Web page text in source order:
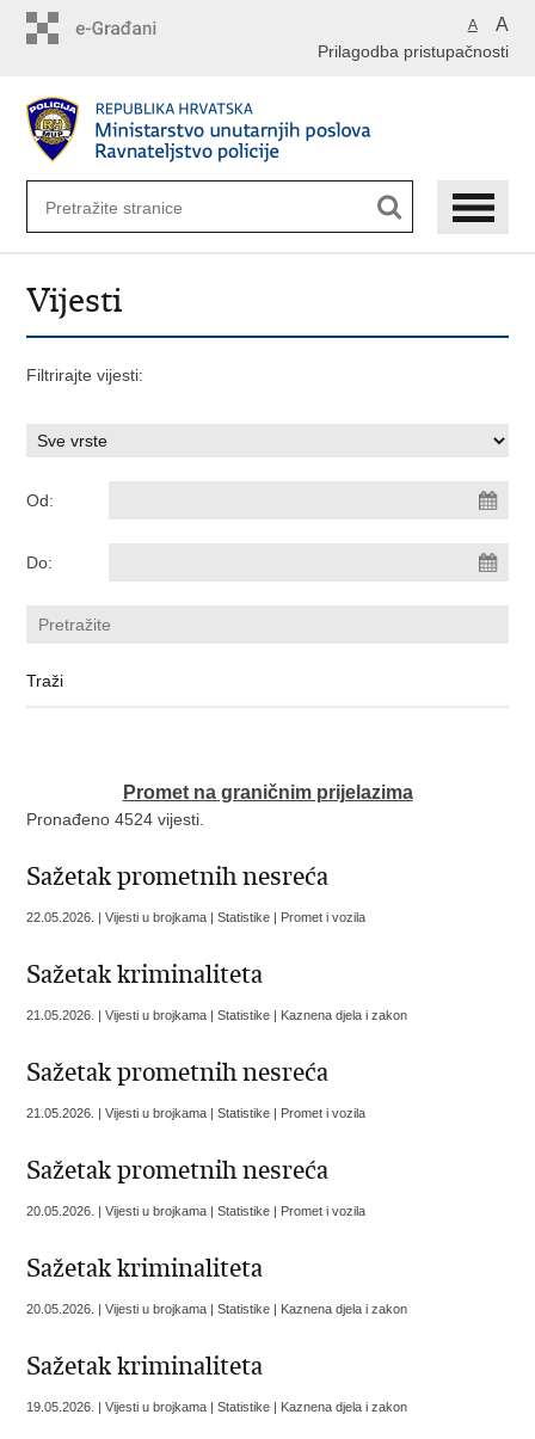
A A
Prilagodba pristupačnosti
Vijesti
Filtrirajte vijesti:
Od:
Do:
Promet na graničnim prijelazima
Pronađeno 4524 vijesti.
Sažetak prometnih nesreća
22.05.2026. | Vijesti u brojkama | Statistike | Promet i vozila
Sažetak kriminaliteta
21.05.2026. | Vijesti u brojkama | Statistike | Kaznena djela i zakon
Sažetak prometnih nesreća
21.05.2026. | Vijesti u brojkama | Statistike | Promet i vozila
Sažetak prometnih nesreća
20.05.2026. | Vijesti u brojkama | Statistike | Promet i vozila
Sažetak kriminaliteta
20.05.2026. | Vijesti u brojkama | Statistike | Kaznena djela i zakon
Sažetak kriminaliteta
19.05.2026. | Vijesti u brojkama | Statistike | Kaznena djela i zakon